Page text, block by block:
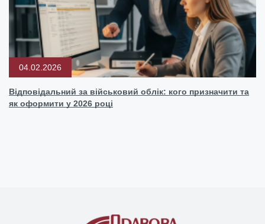
04.02.2026
Відповідальний за військовий облік: кого призначити та
як оформити у 2026 році